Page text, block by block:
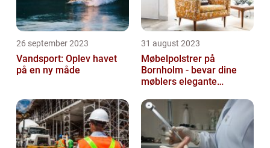
26 september 2023
Vandsport: Oplev havet
på en ny måde
31 august 2023
Møbelpolstrer på
Bornholm - bevar dine
møblers elegante